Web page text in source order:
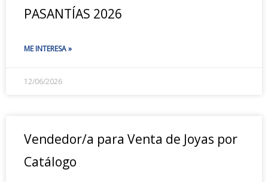
PASANTÍAS 2026
ME INTERESA »
12/06/2026
Vendedor/a para Venta de Joyas por
Catálogo